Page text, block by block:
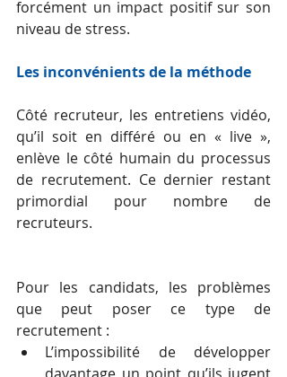
forcément un impact positif sur son
niveau de stress.
Les inconvénients de la méthode
Côté recruteur, les entretiens vidéo,
qu’il soit en différé ou en « live »,
enlève le côté humain du processus
de recrutement. Ce dernier restant
primordial pour nombre de
recruteurs.
Pour les candidats, les problèmes
que peut poser ce type de
recrutement :
L’impossibilité de développer